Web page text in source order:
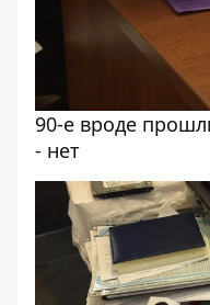
90-е вроде
- нет